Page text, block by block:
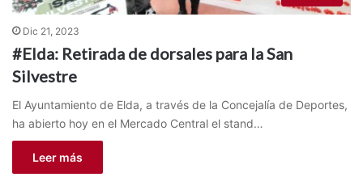
Dic 21, 2023
#Elda: Retirada de dorsales para la San
Silvestre
El Ayuntamiento de Elda, a través de la Concejalía de Deportes,
ha abierto hoy en el Mercado Central el stand…
Leer más